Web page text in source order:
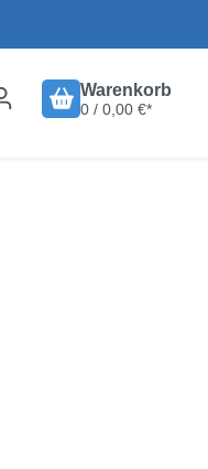
Warenkorb
0 / 0,00 €*